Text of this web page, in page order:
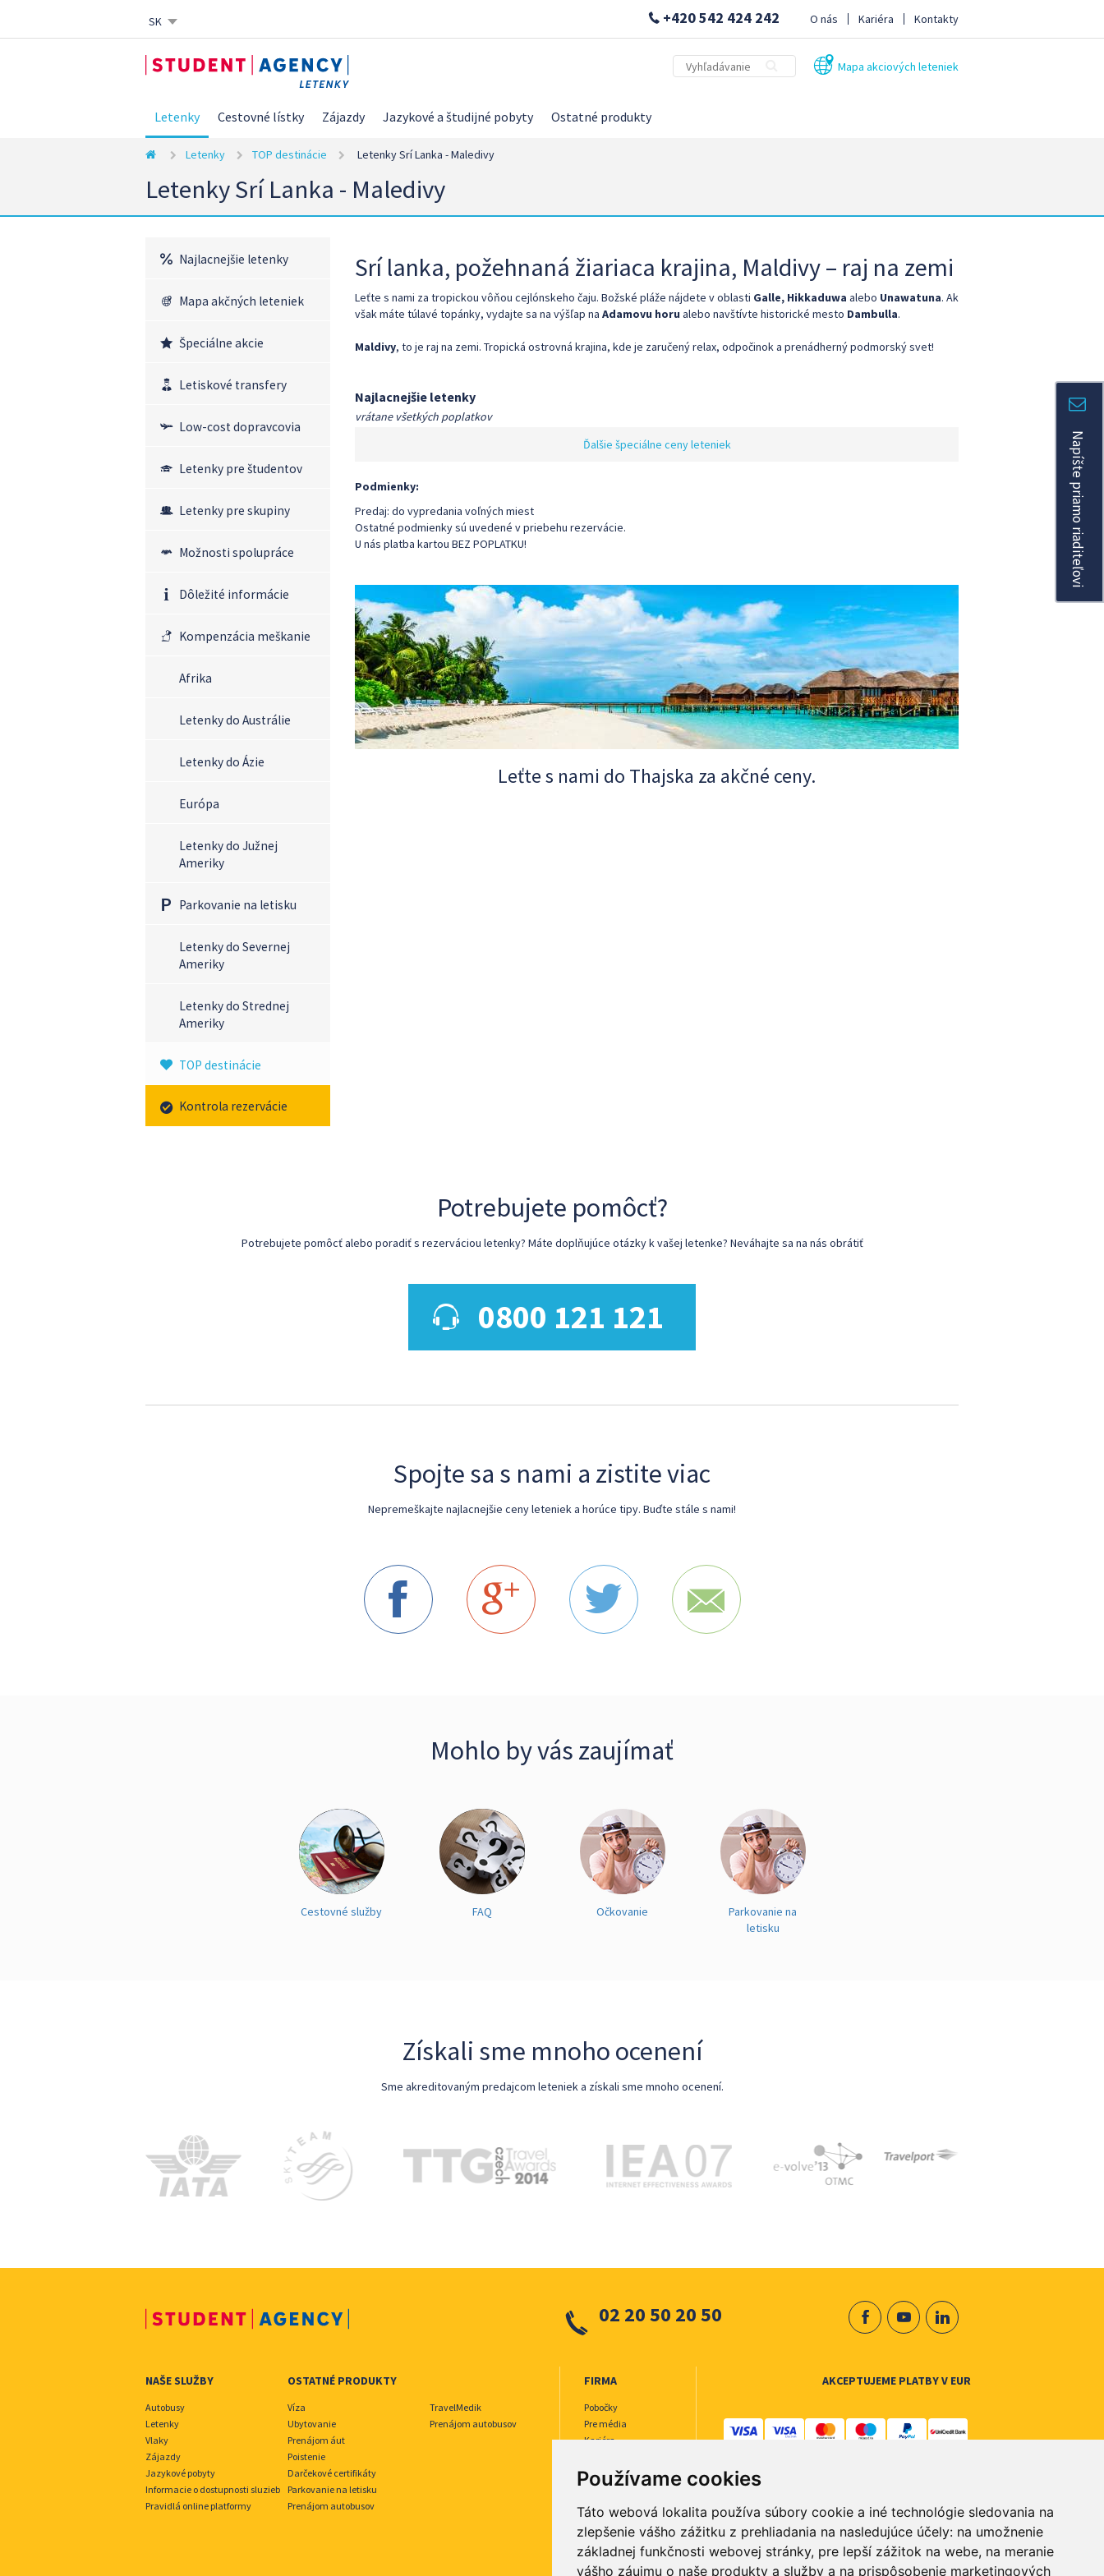
Používame cookies
Táto webová lokalita používa súbory cookie a iné technológie sledovania na
zlepšenie vášho zážitku z prehliadania na nasledujúce účely: na umožnenie
základnej funkčnosti webovej stránky, pre lepší zážitok na webe, na meranie
vášho záujmu o naše produkty a služby a na prispôsobenie marketingových
SK
CZ
EN
DE
+420 542 424 242 O nás Kariéra Kontakty
Mapa akciových leteniek
Letenky Cestovné lístky Zájazdy Jazykové a študijné pobyty Ostatné produkty
Letenky TOP destinácie Letenky Srí Lanka - Maledivy
Letenky Srí Lanka - Maledivy
Najlacnejšie letenky
Mapa akčných leteniek
Špeciálne akcie
Letiskové transfery
Low-cost dopravcovia
Letenky pre študentov
Letenky pre skupiny
Možnosti spolupráce
Dôležité informácie
Kompenzácia meškanie
Afrika
Letenky do Austrálie
Letenky do Ázie
Európa
Letenky do Južnej
Ameriky
Parkovanie na letisku
Letenky do Severnej
Ameriky
Letenky do Strednej
Ameriky
TOP destinácie
Kontrola rezervácie
Srí lanka, požehnaná žiariaca krajina, Maldivy – raj na zemi
Leťte s nami za tropickou vôňou cejlónskeho čaju. Božské pláže nájdete v oblasti Galle, Hikkaduwa alebo Unawatuna. Ak
však máte túlavé topánky, vydajte sa na výšľap na Adamovu horu alebo navštívte historické mesto Dambulla.
Maldivy, to je raj na zemi. Tropická ostrovná krajina, kde je zaručený relax, odpočinok a prenádherný podmorský svet!
Najlacnejšie letenky
vrátane všetkých poplatkov
Ďalšie špeciálne ceny leteniek
Podmienky:
Predaj: do vypredania voľných miest
Ostatné podmienky sú uvedené v priebehu rezervácie.
U nás platba kartou BEZ POPLATKU!
Leťte s nami do Thajska za akčné ceny.
Potrebujete pomôcť?
Potrebujete pomôcť alebo poradiť s rezerváciou letenky? Máte doplňujúce otázky k vašej letenke? Neváhajte sa na nás obrátiť
0800 121 121
Spojte sa s nami a zistite viac
Nepremeškajte najlacnejšie ceny leteniek a horúce tipy. Buďte stále s nami!
Mohlo by vás zaujímať
Cestovné služby FAQ Očkovanie
Parkovanie na
letisku
Získali sme mnoho ocenení
Sme akreditovaným predajcom leteniek a získali sme mnoho ocenení.
02 20 50 20 50
NAŠE SLUŽBY OSTATNÉ PRODUKTY
Autobusy
Letenky
Vlaky
Zájazdy
Jazykové pobyty
Informacie o dostupnosti sluzieb
Pravidlá online platformy
Víza
Ubytovanie
Prenájom áut
Poistenie
Darčekové certifikáty
Parkovanie na letisku
Prenájom autobusov
TravelMedik
Prenájom autobusov
FIRMA
Pobočky
Pre média
Kariéra
Inzerujte u nás
AKCEPTUJEME PLATBY V EUR
Napíšte priamo riaditeľovi